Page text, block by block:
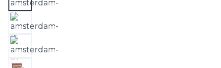
5.00
od 5